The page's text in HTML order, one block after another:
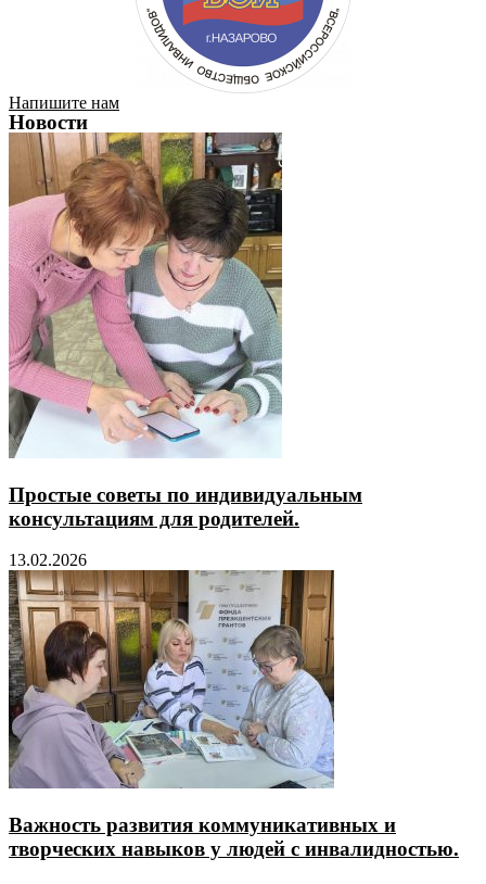
Напишите нам
Новости
Простые советы по индивидуальным
консультациям для родителей.
13.02.2026
Важность развития коммуникативных и
творческих навыков у людей с инвалидностью.